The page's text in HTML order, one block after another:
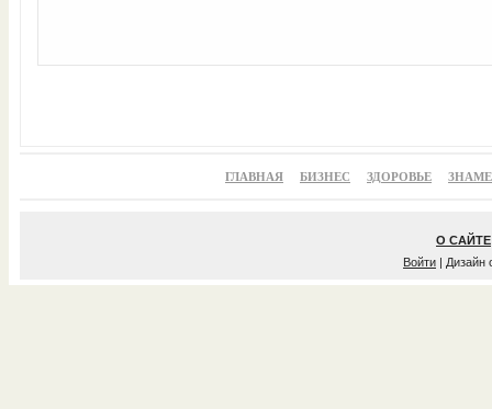
ГЛАВНАЯ БИЗНЕС ЗДОРОВЬЕ
О САЙТЕ
Войти | Дизайн